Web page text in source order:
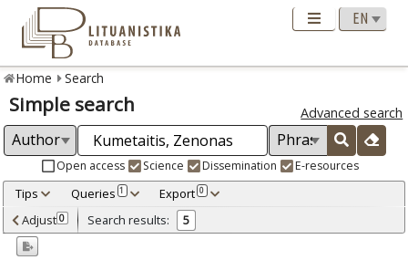
Home Search
Simple search Advanced search
Open access Science Dissemination E-resources
Tips Queries 1 Export 0
Adjusted by criteria 0
Year
Adjust 0 Search results: 5